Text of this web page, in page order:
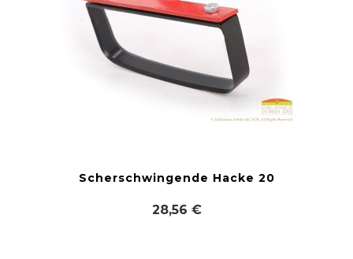
Scherschwingende Hacke 20
28,56 €